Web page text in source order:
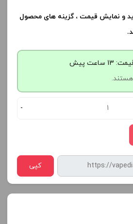
و نمایش قیمت ، گزینه های محصول
پیش
-
کپی